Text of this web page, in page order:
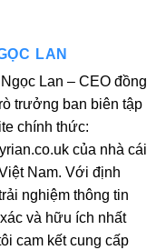
LAN
Lan – CEO đồng
trưởng ban biên tập
chính thức:
của nhà cái
Nam. Với định
nghiệm thông tin
và hữu ích nhất
cam kết cung cấp